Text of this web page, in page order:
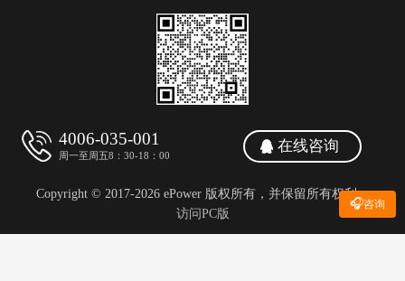
4006-035-001
周一至周五8：30-18：00
在线咨询
Copyright © 2017-2026 ePower 版权所有，并保留所有权利。
访问PC版
🎧咨询